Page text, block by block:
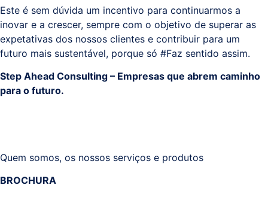
Este é sem dúvida um incentivo para continuarmos a
inovar e a crescer, sempre com o objetivo de superar as
expetativas dos nossos clientes e contribuir para um
futuro mais sustentável, porque só #Faz sentido assim.
Step Ahead Consulting – Empresas que abrem caminho
para o futuro.
Quem somos, os nossos serviços e produtos
BROCHURA